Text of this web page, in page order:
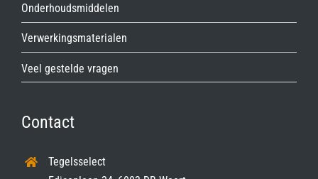
Onderhoudsmiddelen
Verwerkingsmaterialen
Veel gestelde vragen
Contact
Tegelsselect